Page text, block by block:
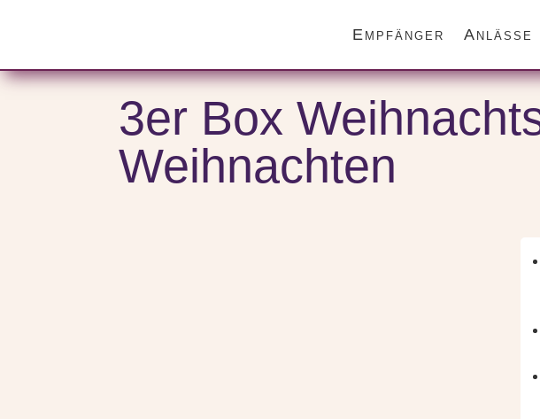
Empfänger Anlässe
3er Box
Weihnachten